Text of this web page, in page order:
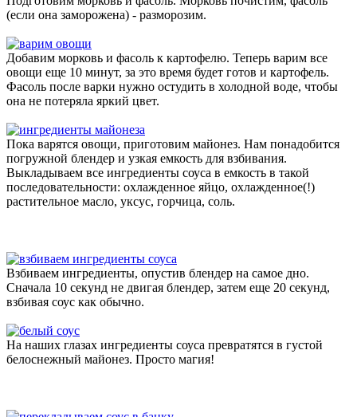
(если она заморожена) - разморозим.
Добавим морковь и фасоль к картофелю. Теперь варим все
овощи еще 10 минут, за это время будет готов и картофель.
Фасоль после варки нужно остудить в холодной воде, чтобы
она не потеряла яркий цвет.
Пока варятся овощи, приготовим майонез. Нам понадобится
погружной блендер и узкая емкость для взбивания.
Выкладываем все ингредиенты соуса в емкость в такой
последовательности: охлажденное яйцо, охлажденное(!)
растительное масло, уксус, горчица, соль.
Взбиваем ингредиенты, опустив блендер на самое дно.
Сначала 10 секунд не двигая блендер, затем еще 20 секунд,
взбивая соус как обычно.
На наших глазах ингредиенты соуса превратятся в густой
белоснежный майонез. Просто магия!